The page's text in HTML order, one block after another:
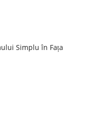
Simplu în Fața